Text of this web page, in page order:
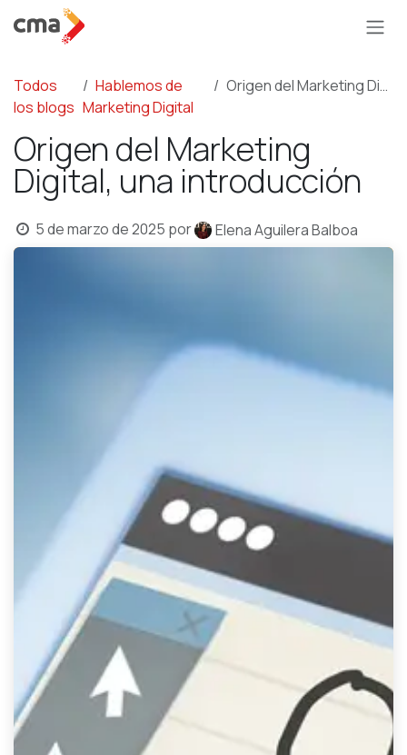
Ir al contenido
Todos
los blogs
Hablemos de
Marketing Digital
Origen del Marketing Digital, una introducción
Origen del Marketing
Digital, una introducción
5 de marzo de 2025 por Elena Aguilera Balboa